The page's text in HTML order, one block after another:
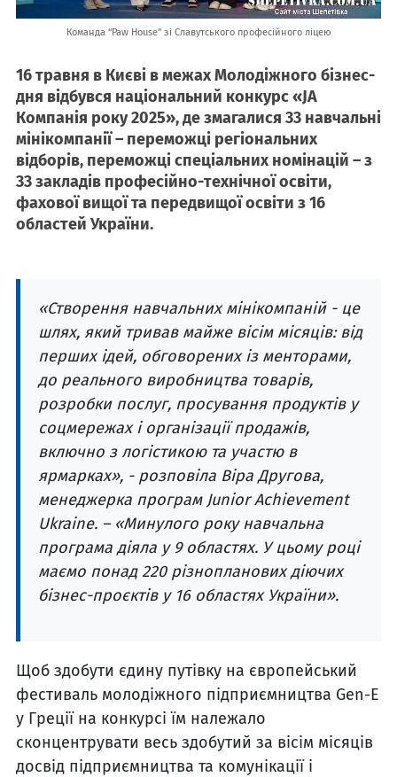
Команда “Paw House” зі Славутського професійного ліцею
16 травня в Києві в межах Молодіжного бізнес-
дня відбувся національний конкурс «JA
Компанія року 2025», де змагалися 33 навчальні
мінікомпанії – переможці регіональних
відборів, переможці спеціальних номінацій – з
33 закладів професійно-технічної освіти,
фахової вищої та передвищої освіти з 16
областей України.
«Створення навчальних мінікомпаній - це
шлях, який тривав майже вісім місяців: від
перших ідей, обговорених із менторами,
до реального виробництва товарів,
розробки послуг, просування продуктів у
соцмережах і організації продажів,
включно з логістикою та участю в
ярмарках», - розповіла Віра Другова,
менеджерка програм Junior Achievement
Ukraine. – «Минулого року навчальна
програма діяла у 9 областях. У цьому році
маємо понад 220 різнопланових діючих
бізнес-проєктів у 16 областях України».
Щоб здобути єдину путівку на європейський
фестиваль молодіжного підприємництва Gen-E
у Греції на конкурсі їм належало
сконцентрувати весь здобутий за вісім місяців
досвід підприємництва та комунікації і